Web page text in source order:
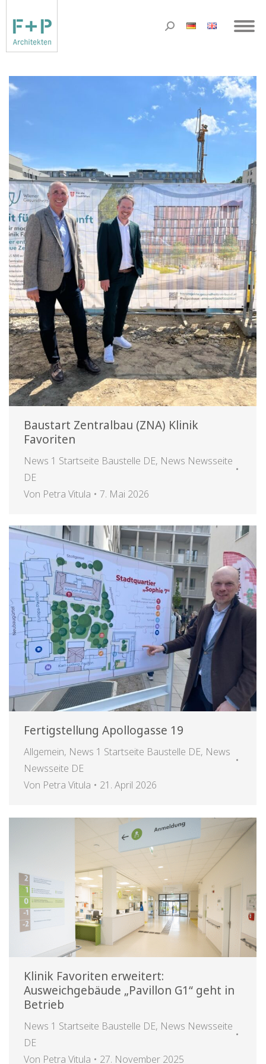
Baustart Zentralbau (ZNA) Klinik
Favoriten
News 1 Startseite Baustelle DE, News Newsseite
DE
Von Petra Vitula 7. Mai 2026
Fertigstellung Apollogasse 19
Allgemein, News 1 Startseite Baustelle DE, News
Newsseite DE
Von Petra Vitula 21. April 2026
Klinik Favoriten erweitert:
Ausweichgebäude „Pavillon G1“ geht in
Betrieb
News 1 Startseite Baustelle DE, News Newsseite
DE
Von Petra Vitula 27. November 2025